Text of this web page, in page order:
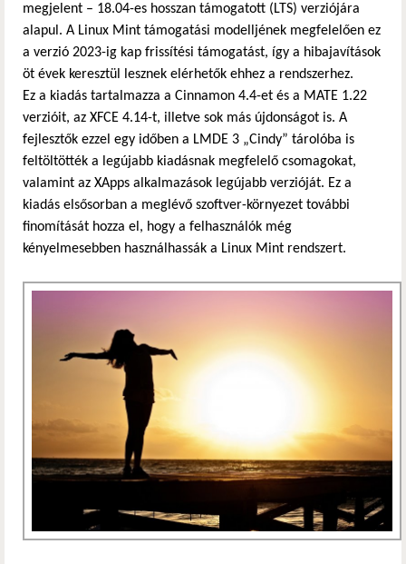
megjelent – 18.04-es hosszan támogatott (LTS) verziójára
alapul. A Linux Mint támogatási modelljének megfelelően ez
a verzió 2023-ig kap frissítési támogatást, így a hibajavítások
öt évek keresztül lesznek elérhetők ehhez a rendszerhez.
Ez a kiadás tartalmazza a Cinnamon 4.4-et és a MATE 1.22
verzióit, az XFCE 4.14-t, illetve sok más újdonságot is. A
fejlesztők ezzel egy időben a LMDE 3 „Cindy” tárolóba is
feltöltötték a legújabb kiadásnak megfelelő csomagokat,
valamint az XApps alkalmazások legújabb verzióját. Ez a
kiadás elsősorban a meglévő szoftver-környezet további
finomítását hozza el, hogy a felhasználók még
kényelmesebben használhassák a Linux Mint rendszert.